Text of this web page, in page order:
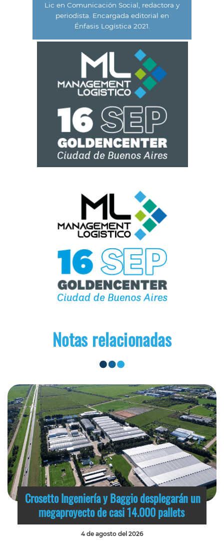
Lic en Comunicación Social, redactora y
periodista. Encargada editorial en
Énfasis Logística 2021.
Notas relacionadas
Crosetto Ingeniería y Baggio desplegarán un
megaproyecto de casi 14.000 pallets
4 de agosto del 2026